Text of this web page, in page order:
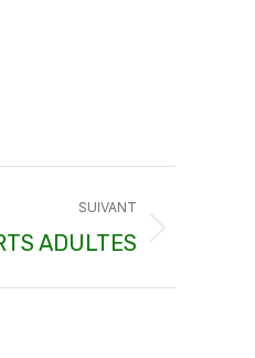
SUIVANT
ADULTES